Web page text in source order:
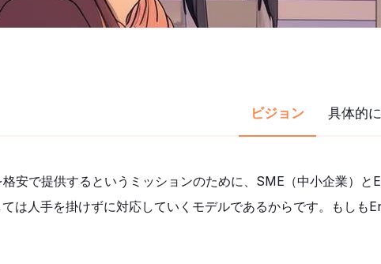
ビジョン 具体的
安で提供するというミッションのために、SME（中小企業）
は人手を掛けずに対応していくモデルであるからです。もしも